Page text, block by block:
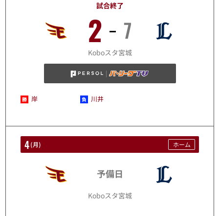
8/3
試合終了
2 7
Koboスタ宮城
岸 川井
8/4
4(月) ホーム
予備日
Koboスタ宮城